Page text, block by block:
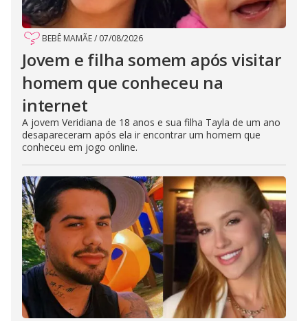
BEBÊ MAMÃE/ 07/08/2026
Jovem e filha somem após visitar
homem que conheceu na
internet
A jovem Veridiana de 18 anos e sua filha Tayla de um ano
desapareceram após ela ir encontrar um homem que
conheceu em jogo online.